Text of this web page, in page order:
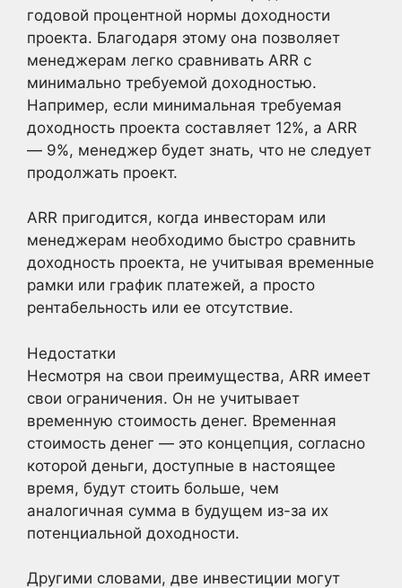
годовой процентной нормы доходности
проекта. Благодаря этому она позволяет
менеджерам легко сравнивать ARR с
минимально требуемой доходностью.
Например, если минимальная требуемая
доходность проекта составляет 12%, а ARR
— 9%, менеджер будет знать, что не следует
продолжать проект.
ARR пригодится, когда инвесторам или
менеджерам необходимо быстро сравнить
доходность проекта, не учитывая временные
рамки или график платежей, а просто
рентабельность или ее отсутствие.
Недостатки
Несмотря на свои преимущества, ARR имеет
свои ограничения. Он не учитывает
временную стоимость денег. Временная
стоимость денег — это концепция, согласно
которой деньги, доступные в настоящее
время, будут стоить больше, чем
аналогичная сумма в будущем из-за их
потенциальной доходности.
Другими словами, две инвестиции могут